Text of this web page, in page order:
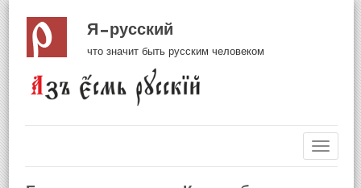
Я русский
что значит быть русским человеком